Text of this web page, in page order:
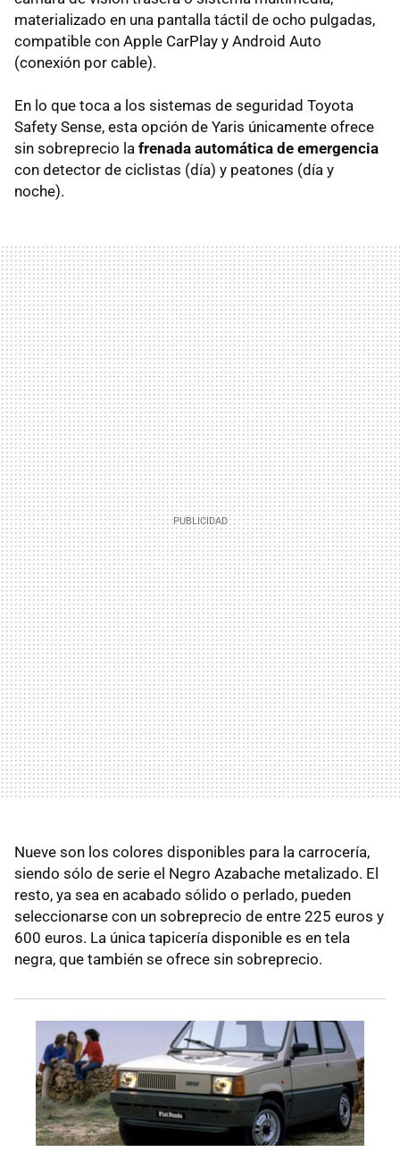
materializado en una pantalla táctil de ocho pulgadas,
compatible con Apple CarPlay y Android Auto
(conexión por cable).
En lo que toca a los sistemas de seguridad Toyota
Safety Sense, esta opción de Yaris únicamente ofrece
sin sobreprecio la frenada automática de emergencia
con detector de ciclistas (día) y peatones (día y
noche).
Nueve son los colores disponibles para la carrocería,
siendo sólo de serie el Negro Azabache metalizado. El
resto, ya sea en acabado sólido o perlado, pueden
seleccionarse con un sobreprecio de entre 225 euros y
600 euros. La única tapicería disponible es en tela
negra, que también se ofrece sin sobreprecio.